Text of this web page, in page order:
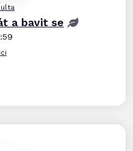
a bavit se